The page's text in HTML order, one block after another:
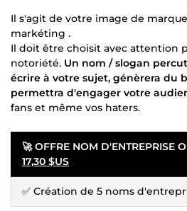
Il s'agit de votre image de
markéting .
Il doit être choisit avec attention
notoriété. Un nom / slogan
écrire à votre sujet, génèrera du
permettra d'engager votre
fans et même vos haters.
🚀OFFRE NOM D'ENTREPRISE
17,30 $US
✅ Création de 5 noms